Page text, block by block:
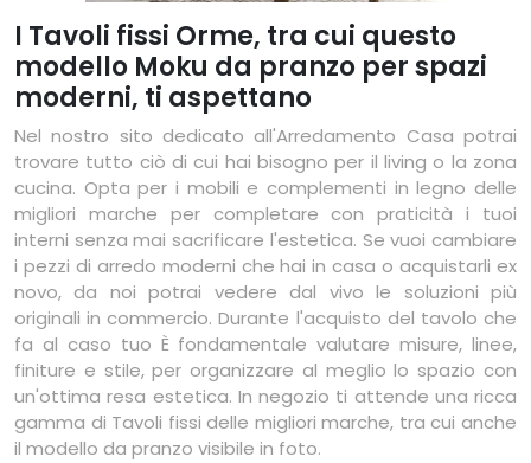
I Tavoli fissi Orme, tra cui questo
modello Moku da pranzo per spazi
moderni, ti aspettano
Nel nostro sito dedicato all'Arredamento Casa potrai
trovare tutto ciò di cui hai bisogno per il living o la zona
cucina. Opta per i mobili e complementi in legno delle
migliori marche per completare con praticità i tuoi
interni senza mai sacrificare l'estetica. Se vuoi cambiare
i pezzi di arredo moderni che hai in casa o acquistarli ex
novo, da noi potrai vedere dal vivo le soluzioni più
originali in commercio. Durante l'acquisto del tavolo che
fa al caso tuo È fondamentale valutare misure, linee,
finiture e stile, per organizzare al meglio lo spazio con
un'ottima resa estetica. In negozio ti attende una ricca
gamma di Tavoli fissi delle migliori marche, tra cui anche
il modello da pranzo visibile in foto.